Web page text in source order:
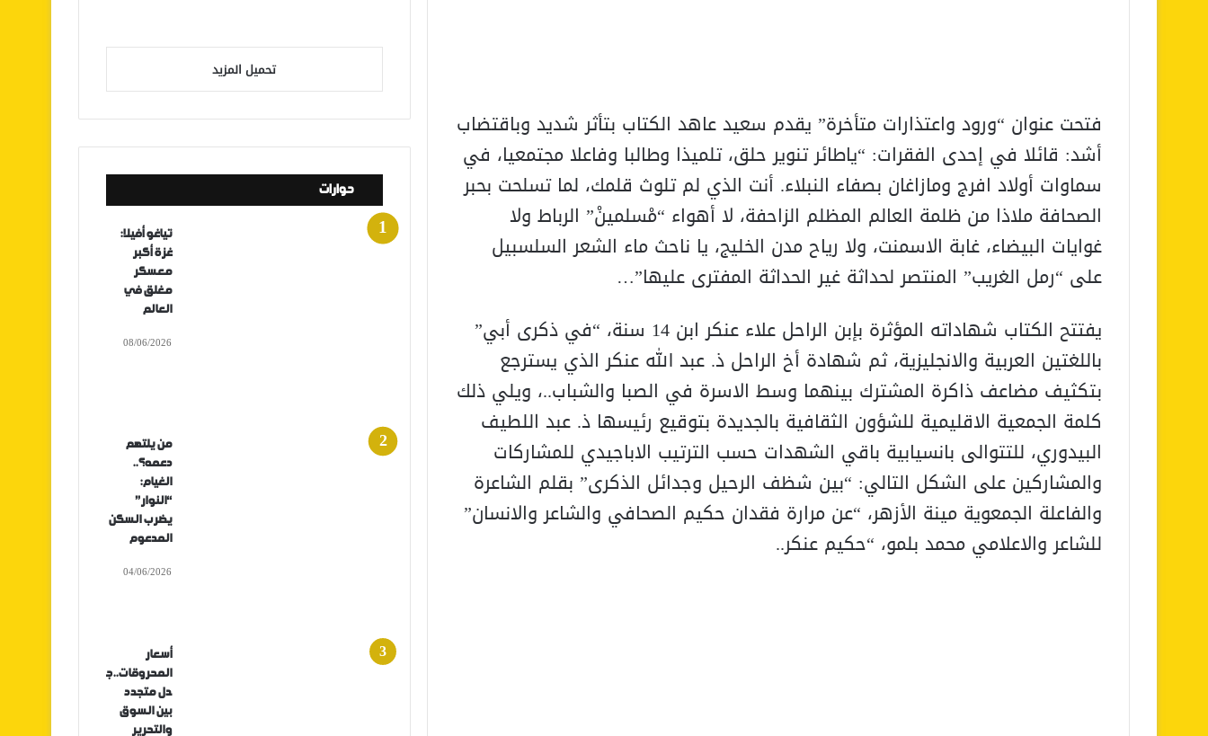
فتحت عنوان “ورود واعتذارات متأخرة” يقدم سعيد عاهد الكتاب بتأثر شديد وباقتضاب
أشد: قائلا في إحدى الفقرات: “ياطائر تنوير حلق، تلميذا وطالبا وفاعلا مجتمعيا، في
سماوات أولاد افرج ومازاغان بصفاء النبلاء. أنت الذي لم تلوث قلمك، لما تسلحت بحبر
الصحافة ملاذا من ظلمة العالم المظلم الزاحفة، لا أهواء “مْسلمينْ” الرباط ولا
غوايات البيضاء، غابة الاسمنت، ولا رياح مدن الخليج، يا ناحث ماء الشعر السلسبيل
على “رمل الغريب” المنتصر لحداثة غير الحداثة المفترى عليها”…
يفتتح الكتاب شهاداته المؤثرة بإبن الراحل علاء عنكر ابن 14 سنة، “في ذكرى أبي”
باللغتين العربية والانجليزية، ثم شهادة أخ الراحل ذ. عبد الله عنكر الذي يسترجع
بتكثيف مضاعف ذاكرة المشترك بينهما وسط الاسرة في الصبا والشباب..، ويلي ذلك
كلمة الجمعية الاقليمية للشؤون الثقافية بالجديدة بتوقيع رئيسها ذ. عبد اللطيف
البيدوري، للتتوالى بانسيابية باقي الشهدات حسب الترتيب الاباجيدي للمشاركات
والمشاركين على الشكل التالي: “بين شظف الرحيل وجدائل الذكرى” بقلم الشاعرة
والفاعلة الجمعوية مينة الأزهر، “عن مرارة فقدان حكيم الصحافي والشاعر والانسان”
للشاعر والاعلامي محمد بلمو، “حكيم عنكر..
تحميل المزيد
حوارات
تياغو أفيلا:
غزة أكبر
معسكر
مغلق في
العالم
08/06/2026
من يلتهم
دعمه؟..
الغيام:
“النوار”
يضرب السكن
المدعوم
04/06/2026
أسعار
المحروقات..ج
دل متجدد
بين السوق
والتحرير